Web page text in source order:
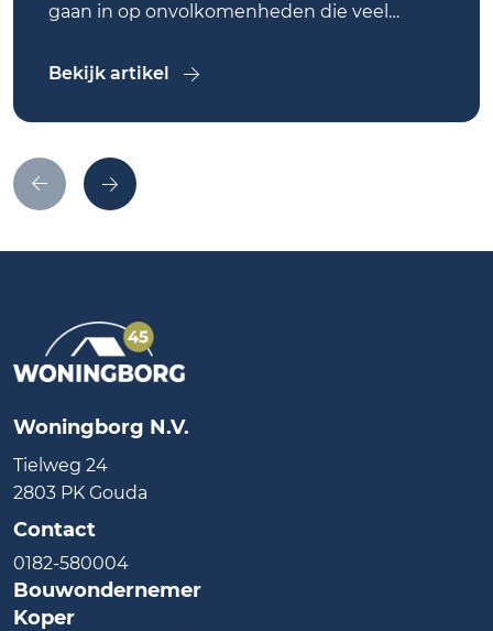
gaan in op onvolkomenheden die veel
moet voldoen en hoe u deze klachten kunt
Bekijk artikel
Woningborg N.V.
Tielweg 24
2803 PK Gouda
Contact
0182-580004
Bouwondernemer
Koper